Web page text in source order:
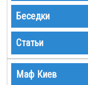
Беседки
Статьи
Маф Киев